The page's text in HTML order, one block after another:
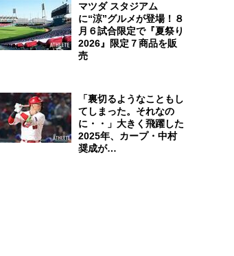
マツダ スタジアム
に“涼”グルメが登場！８
月６試合限定で『夏祭り
2026』限定７商品を販
売
「裏切るようなこともし
てしまった。それなの
に・・」大きく飛躍した
2025年、カープ・中村
奨成が…